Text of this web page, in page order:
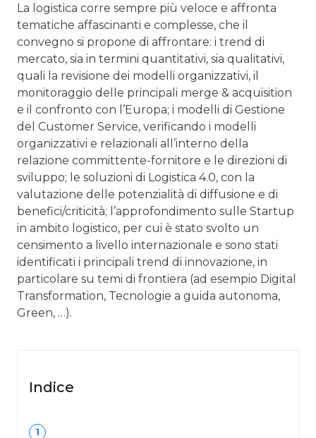
La logistica corre sempre più veloce e affronta
tematiche affascinanti e complesse, che il
convegno si propone di affrontare: i trend di
mercato, sia in termini quantitativi, sia qualitativi,
quali la revisione dei modelli organizzativi, il
monitoraggio delle principali merge & acquisition
e il confronto con l’Europa; i modelli di Gestione
del Customer Service, verificando i modelli
organizzativi e relazionali all’interno della
relazione committente-fornitore e le direzioni di
sviluppo; le soluzioni di Logistica 4.0, con la
valutazione delle potenzialità di diffusione e di
benefici/criticità; l’approfondimento sulle Startup
in ambito logistico, per cui è stato svolto un
censimento a livello internazionale e sono stati
identificati i principali trend di innovazione, in
particolare su temi di frontiera (ad esempio Digital
Transformation, Tecnologie a guida autonoma,
Green, …).
Indice
1